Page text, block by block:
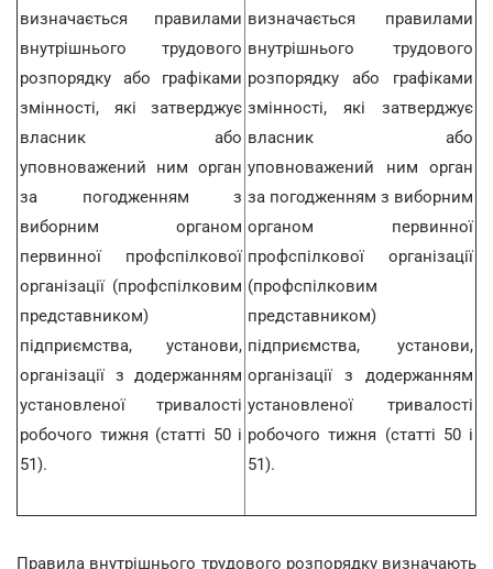
визначається правилами
внутрішнього трудового
розпорядку або графіками
змінності, які затверджує
власник або
уповноважений ним орган
за погодженням з
виборним органом
первинної профспілкової
організації (профспілковим
представником)
підприємства, установи,
організації з додержанням
установленої тривалості
робочого тижня (статті 50 і
51).
визначається правилами
внутрішнього трудового
розпорядку або графіками
змінності, які затверджує
власник або
уповноважений ним орган
за погодженням з виборним
органом первинної
профспілкової організації
(профспілковим
представником)
підприємства, установи,
організації з додержанням
установленої тривалості
робочого тижня (статті 50 і
51).
Правила внутрішнього трудового розпорядку визначають